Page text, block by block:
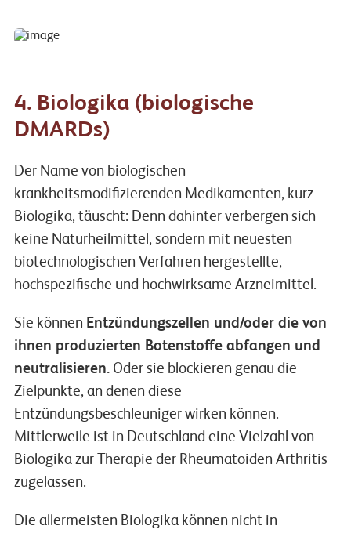
4. Biologika (biologische
DMARDs)
Der Name von biologischen
krankheitsmodifizierenden Medikamenten, kurz
Biologika, täuscht: Denn dahinter verbergen sich
keine Naturheilmittel, sondern mit neuesten
biotechnologischen Verfahren hergestellte,
hochspezifische und hochwirksame Arzneimittel.
Sie können Entzündungszellen und/oder die von
ihnen produzierten Botenstoffe abfangen und
neutralisieren.Oder sie blockieren genau die
Zielpunkte, an denen diese
Entzündungsbeschleuniger wirken können.
Mittlerweile ist in Deutschland eine Vielzahl von
Biologika zur Therapie der Rheumatoiden Arthritis
zugelassen.
Die allermeisten Biologika können nicht in